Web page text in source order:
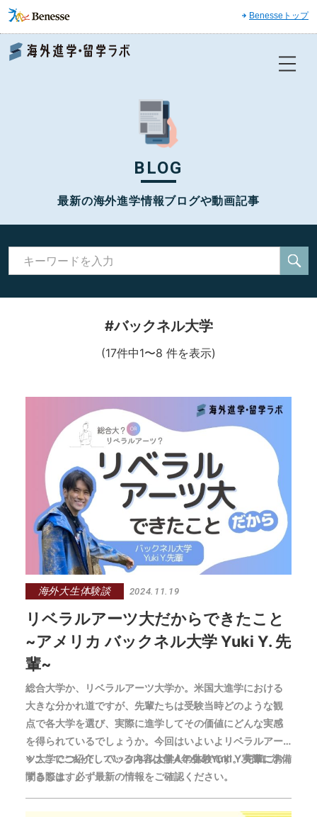
Benesseトップ
BLOG
最新の海外進学情報ブログや動画記事
#バックネル大学
(17件中1〜8 件を表示)
海外大生体験談 2024.11.19
リベラルアーツ大だからできたこと
~アメリカ バックネル大学 Yuki Y. 先
輩~
総合大学か、リベラルアーツ大学か。米国大進学における
大きな分かれ道ですが、先輩たちは受験当時どのような観
点で各大学を選び、実際に進学してその価値にどんな実感
を得られているでしょうか。今回はいよいよリベラルアー
ツ大学について、バックネル大学4年生のYuki Y.先輩にお
聞きします。
※ここでご紹介している内容は個人の体験です。実際に準備
する際は、必ず最新の情報をご確認ください。